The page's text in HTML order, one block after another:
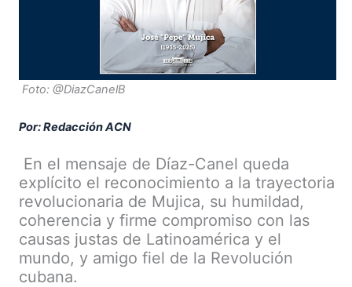
Foto: @DiazCanelB
Por: Redacción ACN
En el mensaje de Díaz-Canel queda
explícito el reconocimiento a la trayectoria
revolucionaria de Mujica, su humildad,
coherencia y firme compromiso con las
causas justas de Latinoamérica y el
mundo, y amigo fiel de la Revolución
cubana.